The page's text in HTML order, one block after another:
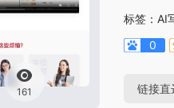
161
标签： AI
0
链接直